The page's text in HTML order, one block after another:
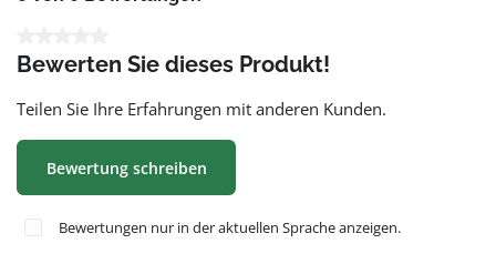
Bewerten Sie dieses Produkt!
Teilen Sie Ihre Erfahrungen mit anderen Kunden.
Bewertung schreiben
Bewertungen nur in der aktuellen Sprache anzeigen.